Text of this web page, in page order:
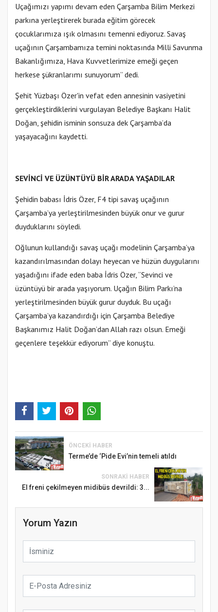
Uçağımızı yapımı devam eden Çarşamba Bilim Merkezi
parkına yerleştirerek burada eğitim görecek
çocuklarımıza ışık olmasını temenni ediyoruz. Savaş
uçağının Çarşambamıza temini noktasında Milli Savunma
Bakanlığımıza, Hava Kuvvetlerimize emeği geçen
herkese şükranlarımı sunuyorum” dedi.
Şehit Yüzbaşı Özer'in vefat eden annesinin vasiyetini
gerçekleştirdiklerini vurgulayan Belediye Başkanı Halit
Doğan, şehidin isminin sonsuza dek Çarşamba’da
yaşayacağını kaydetti.
SEVİNCİ VE ÜZÜNTÜYÜ BİR ARADA YAŞADILAR
Şehidin babası İdris Özer, F4 tipi savaş uçağının
Çarşamba’ya yerleştirilmesinden büyük onur ve gurur
duyduklarını söyledi.
Oğlunun kullandığı savaş uçağı modelinin Çarşamba’ya
kazandırılmasından dolayı heyecan ve hüzün duygularını
yaşadığını ifade eden baba İdris Özer, “Sevinci ve
üzüntüyü bir arada yaşıyorum. Uçağın Bilim Parkı’na
yerleştirilmesinden büyük gurur duyduk. Bu uçağı
Çarşamba’ya kazandırdığı için Çarşamba Belediye
Başkanımız Halit Doğan’dan Allah razı olsun. Emeği
geçenlere teşekkür ediyorum” diye konuştu.
ÖNCEKI HABER
Terme’de ‘Pide Evi’nin temeli atıldı
SONRAKI HABER
El freni çekilmeyen midibüs devrildi: 3...
Yorum Yazın